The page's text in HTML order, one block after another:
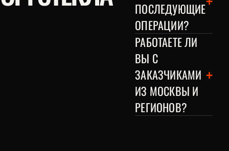
ПОСЛЕДУЮЩИЕ
ОПЕРАЦИИ?
РАБОТАЕТЕ ЛИ
ВЫ С
ЗАКАЗЧИКАМИ
ИЗ МОСКВЫ И
РЕГИОНОВ?
+